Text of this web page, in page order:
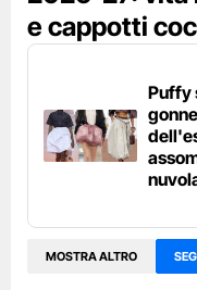
e cappotti
Puffy
MOSTRA ALTRO